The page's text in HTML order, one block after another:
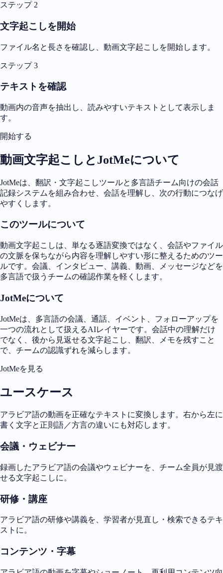
ステップ 2
文字起こしを開始
ファイル名と長さを確認し、動画文字起こしを開始します。
ステップ 3
テキストを確認
動画内の音声を抽出し、読みやすいテキストとして表示しま
す。
開始する
動画文字起こしとJotMeについて
JotMeは、翻訳・文字起こしツールと多言語チーム向けの会話
記録システムを組み合わせ、会話を理解し、次の行動につなげ
やすくします。
このツールについて
動画文字起こしは、単なる逐語変換ではなく、会話やファイル
の文脈を保ちながら内容を理解しやすい形に整えるためのツー
ルです。会議、インタビュー、講義、動画、メッセージなどを
多言語で扱うチームの確認作業を軽くします。
JotMeについて
JotMeは、多言語の会議、通話、イベント、フォローアップを
一つの流れとして扱えるAIレイヤーです。会話中の理解だけ
でなく、後から見返せる文字起こし、翻訳、メモを残すこと
で、チームの認識ずれを減らします。
JotMeを見る
ユースケース
アラビア語の動画を正確なテキストに変換します。右から左に
書く文字と正則語／方言の違いにも対応します。
会議・ウェビナー
録画したアラビア語の会議やウェビナーを、チーム全員が見渡
せる文字起こしに。
研修・講座
アラビア語の研修や講義を、学習者が見直し・検索できるテキ
ストに。
コンテンツ・字幕